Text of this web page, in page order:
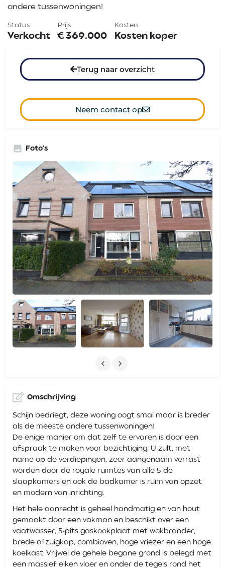
andere tussenwoningen!
Status
Verkocht
Prijs
€ 369.000
Kosten
Kosten koper
Terug naar overzicht
Neem contact op
Foto's
Omschrijving
Schijn bedriegt, deze woning oogt smal maar is breder
als de meeste andere tussenwoningen!
De enige manier om dat zelf te ervaren is door een
afspraak te maken voor bezichtiging. U zult, met
name op de verdiepingen, zeer aangenaam verrast
worden door de royale ruimtes van alle 5 de
slaapkamers en ook de badkamer is ruim van opzet
en modern van inrichting.
Het hele aanrecht is geheel handmatig en van hout
gemaakt door een vakman en beschikt over een
vaatwasser, 5-pits gaskookplaat met wokbrander,
brede afzuigkap, combioven, hoge vriezer en een hoge
koelkast. Vrijwel de gehele begane grond is belegd met
een massief eiken vloer en onder de tegels rond het